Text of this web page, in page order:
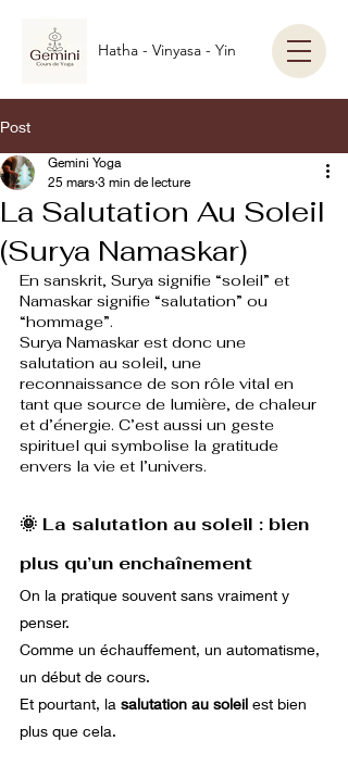
Hatha - Vinyasa - Yin
Post
La Salutation Au Soleil
(Surya Namaskar)
Gemini Yoga
25 mars 3 min de lecture
En sanskrit, Surya signifie “soleil” et
Namaskar signifie “salutation” ou
“hommage”.
Surya Namaskar est donc une
salutation au soleil, une
reconnaissance de son rôle vital en
tant que source de lumière, de chaleur
et d’énergie. C’est aussi un geste
spirituel qui symbolise la gratitude
envers la vie et l’univers.
🌞 La salutation au soleil : bien
plus qu’un enchaînement
On la pratique souvent sans vraiment y
penser.
Comme un échauffement, un automatisme,
un début de cours.
Et pourtant, la salutation au soleil est bien
plus que cela.